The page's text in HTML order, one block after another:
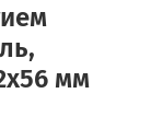
мм